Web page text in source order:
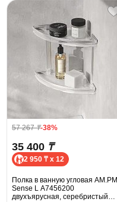
57 267₸-38%
35 400 ₸
2 950 ₸ x 12
Полка в ванную угловая AM.PM
Sense L A7456200
двухъярусная, серебристый